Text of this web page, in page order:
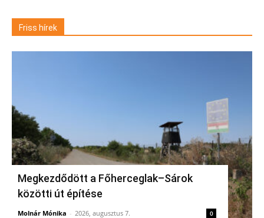
Friss hírek
Megkezdődött a Főherceglak–Sárok
közötti út építése
Molnár Mónika - 2026, augusztus 7. 0